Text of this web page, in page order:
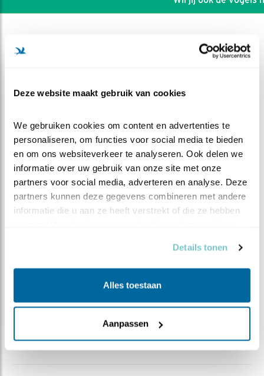
Deze website maakt gebruik van cookies
We gebruiken cookies om content en advertenties te
personaliseren, om functies voor social media te bieden
en om ons websiteverkeer te analyseren. Ook delen we
informatie over uw gebruik van onze site met onze
partners voor social media, adverteren en analyse. Deze
partners kunnen deze gegevens combineren met andere
informatie die u aan ze heeft verstrekt of die ze hebben
Details tonen
Alles toestaan
Aanpassen
DEEL DIT FILMPJE
Geert | Geplaatst op 11 juni 2023, 19:39 |
Vind ik leuk
Bewaar dit filmpje|
396x
Alle vier de jonge uiltjes zijn terug bij de kast. Af en toe
meer zeker weten dat het goed gaat. Alarm-geluiden
zijn er af en toe.